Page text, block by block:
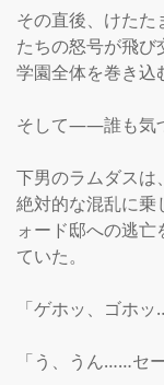
その直後、けたた
たちの怒号が飛び
学園全体を巻き込
そして——誰も気
下男のラムダスは
絶対的な混乱に乗
ォード邸への逃
ていた。
「ゲホッ、ゴホ
「う、うん……セ